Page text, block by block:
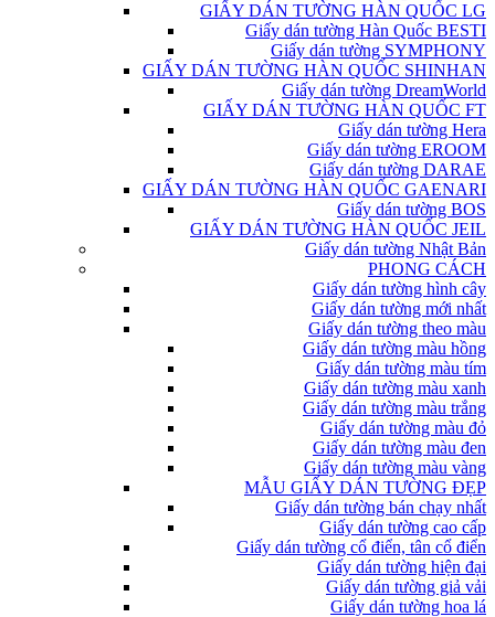
GIẤY DÁN TƯỜNG HÀN QUỐC LG
Giấy dán tường Hàn Quốc BESTI
Giấy dán tường SYMPHONY
GIẤY DÁN TƯỜNG HÀN QUỐC SHINHAN
Giấy dán tường DreamWorld
GIẤY DÁN TƯỜNG HÀN QUỐC FT
Giấy dán tường Hera
Giấy dán tường EROOM
Giấy dán tường DARAE
GIẤY DÁN TƯỜNG HÀN QUỐC GAENARI
Giấy dán tường BOS
GIẤY DÁN TƯỜNG HÀN QUỐC JEIL
Giấy dán tường Nhật Bản
PHONG CÁCH
Giấy dán tường hình cây
Giấy dán tường mới nhất
Giấy dán tường theo màu
Giấy dán tường màu hồng
Giấy dán tường màu tím
Giấy dán tường màu xanh
Giấy dán tường màu trắng
Giấy dán tường màu đỏ
Giấy dán tường màu đen
Giấy dán tường màu vàng
MẪU GIẤY DÁN TƯỜNG ĐẸP
Giấy dán tường bán chạy nhất
Giấy dán tường cao cấp
Giấy dán tường cổ điển, tân cổ điển
Giấy dán tường hiện đại
Giấy dán tường giả vải
Giấy dán tường hoa lá